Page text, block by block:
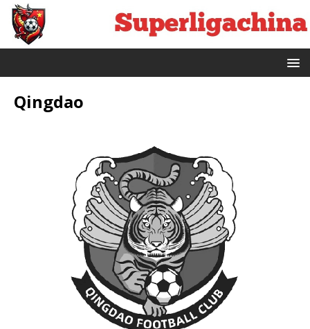
Qingdao